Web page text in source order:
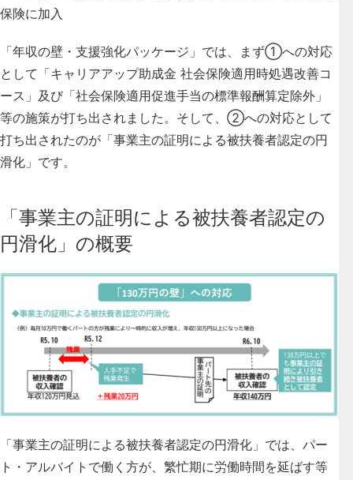
保険に加入
「年収の壁・支援強化パッケージ」では、まず①への対応
として「キャリアアップ助成金 社会保険適用時処遇改善コ
ース」及び「社会保険適用促進手当の標準報酬算定除外」
等の施策が打ち出されました。そして、②への対応として
打ち出されたのが「事業主の証明による被扶養者認定の円
滑化」です。
「事業主の証明による被扶養者認定の
円滑化」の概要
「事業主の証明による被扶養者認定の円滑化」では、パー
ト・アルバイトで働く方が、繁忙期に労働時間を延ばす等